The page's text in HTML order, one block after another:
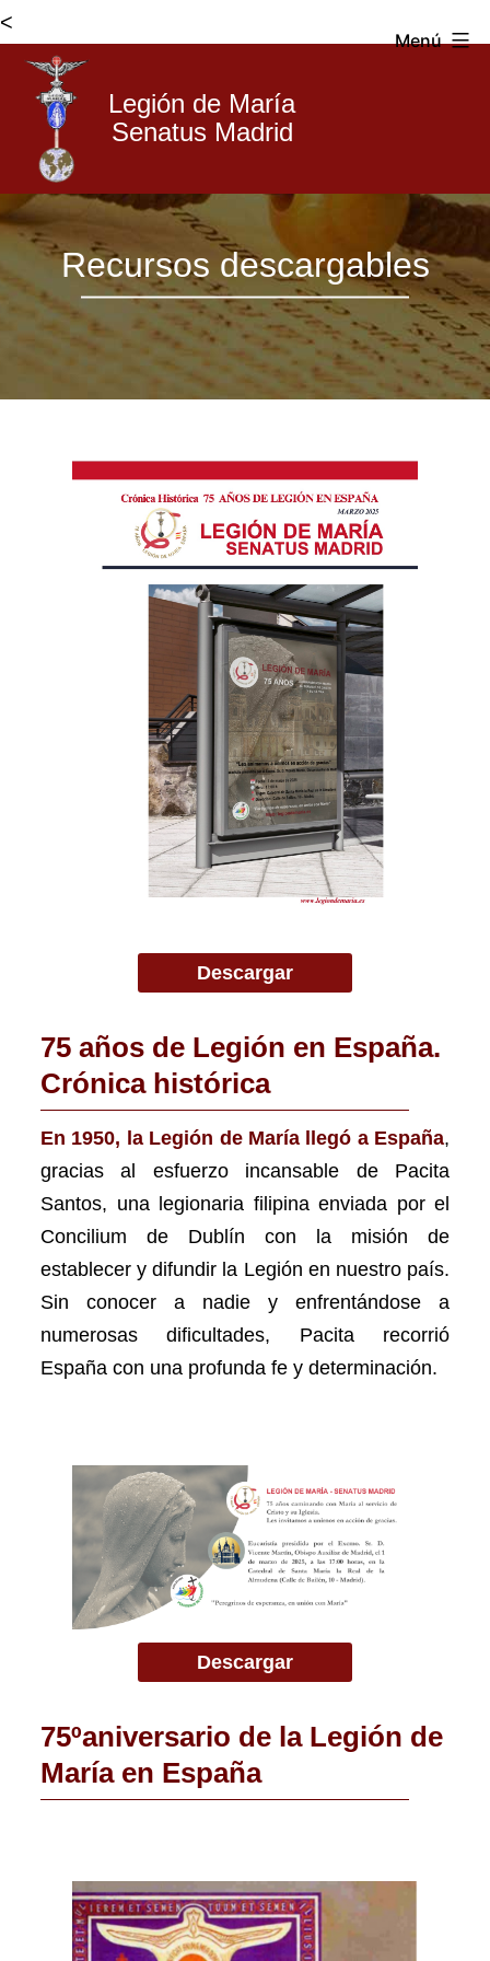
<
Legión de María
Senatus Madrid
Saltar
contenido
Legión
de
María
Madrid
Menú
Recursos descargables
Descargar
75 años de Legión en España.
Crónica histórica
En 1950, la Legión de María llegó a España,
gracias al esfuerzo incansable de Pacita
Santos, una legionaria filipina enviada por el
Concilium de Dublín con la misión de
establecer y difundir la Legión en nuestro país.
Sin conocer a nadie y enfrentándose a
numerosas dificultades, Pacita recorrió
España con una profunda fe y determinación.
Descargar
75ºaniversario de la Legión de
María en España